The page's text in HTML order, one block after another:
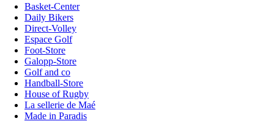
Basket-Center
Daily Bikers
Direct-Volley
Espace Golf
Foot-Store
Galopp-Store
Golf and co
Handball-Store
House of Rugby
La sellerie de Maé
Made in Paradis